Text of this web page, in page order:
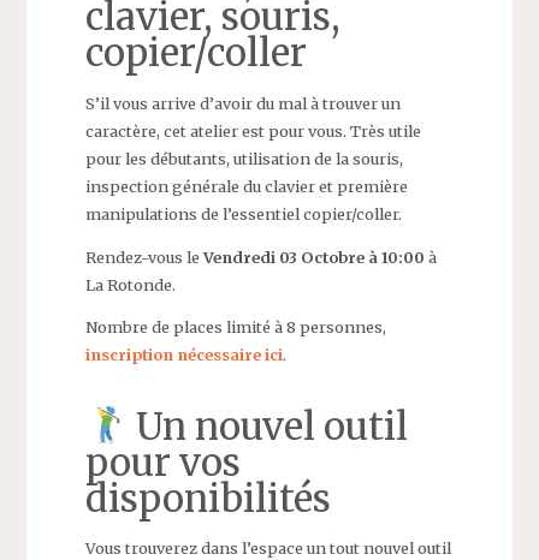
clavier, souris,
copier/coller
S’il vous arrive d’avoir du mal à trouver un
caractère, cet atelier est pour vous. Très utile
pour les débutants, utilisation de la souris,
inspection générale du clavier et première
manipulations de l’essentiel copier/coller.
Rendez-vous leVendredi 03 Octobre à 10:00 à
La Rotonde.
Nombre de places limité à 8 personnes,
inscription nécessaire ici.
Un nouvel outil
pour vos
disponibilités
Vous trouverez dans l’espace un tout nouvel outil